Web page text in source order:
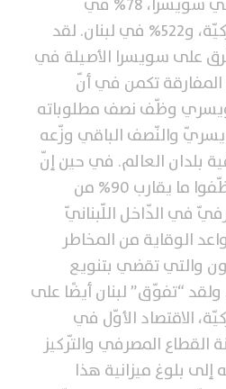
الولايات المتّحدة الأميركيّة، و522% في لبنان. لقد
على سويسرا الأصيلة في
المفارقة تكمن في أنّ
وظّف نصف مطلوباته
والنّصف الباقي وزّعه
بلدان العالم. في حين إنّ
المصرفيّين اللّبنانيّين وظّفوا ما يقارب 90% من
في الدّاخل اللّبنانيّ
الوقاية من المخاطر
والتي تقضي بتنويع
ولقد “تفوّق” لبنان أيضًا على
الاقتصاد الأوّل في
المصرفي والتّركيز
إلى بلوغ ميزانية هذا